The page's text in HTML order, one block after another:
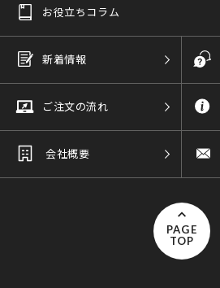
お役立ちコラム
新着情報
ご注文の流れ
会社概要
PAGE
TOP